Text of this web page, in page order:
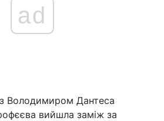
ad
Володимиром Дантеса
вийшла заміж за